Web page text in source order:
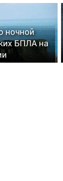
ночной
БПЛА на